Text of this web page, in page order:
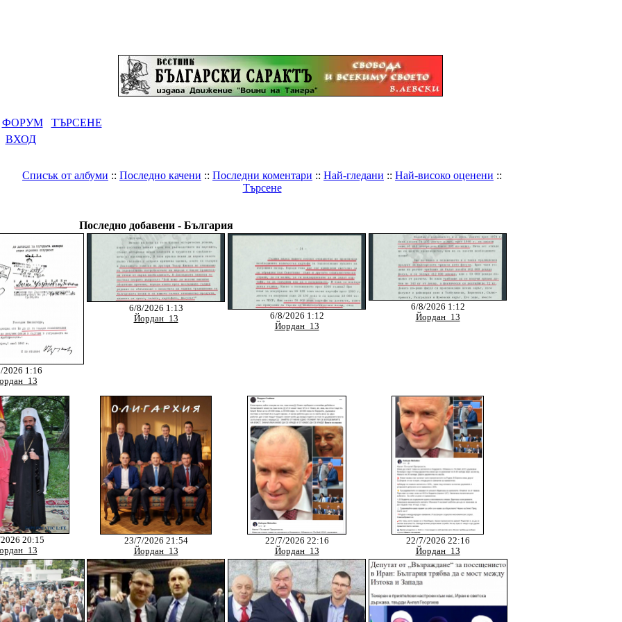
ФОРУМ
ТЪРСЕНЕ
ВХОД
Списък от албуми :: Последно качени :: Последни коментари :: Най-гледани :: Най-високо оценени ::
Търсене
Последно добавени - България
2026 1:16
6/8/2026 1:13
Йордан_13
6/8/2026 1:12
Йордан_13
6/8/2026 1:12
Йордан_13
20:15
23/7/2026 21:54
Йордан_13
22/7/2026 22:16
Йордан_13
22/7/2026 22:16
Йордан_13